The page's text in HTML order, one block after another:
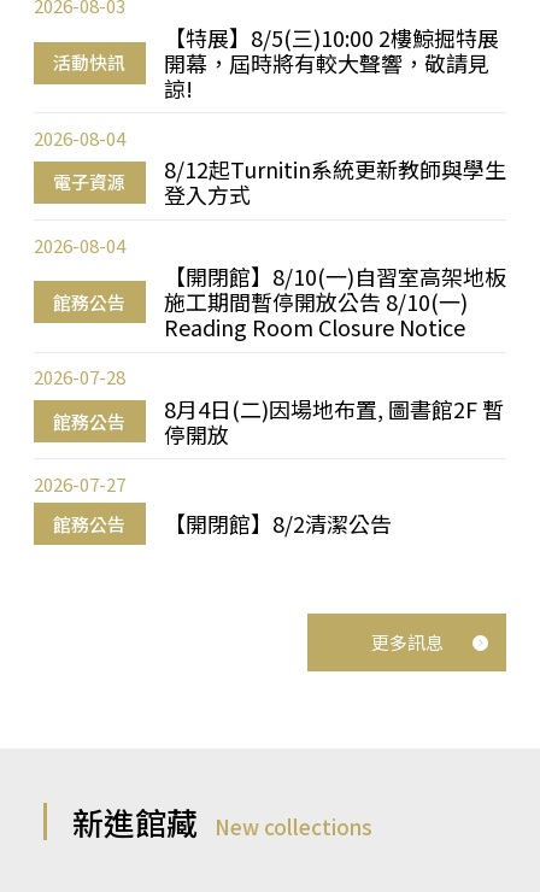
活動快訊
【特展】8/5(三)10:00 2樓鯨掘特展
開幕，屆時將有較大聲響，敬請見
諒!
2026-08-03
電子資源
8/12起Turnitin系統更新教師與學生
登入方式
2026-08-04
館務公告
【開閉館】8/10(一)自習室高架地板
施工期間暫停開放公告 8/10(一)
Reading Room Closure Notice
2026-08-04
館務公告
8月4日(二)因場地布置, 圖書館2F 暫
停開放
2026-07-28
館務公告 【開閉館】8/2清潔公告
2026-07-27
更多訊息
新進館藏 New collections